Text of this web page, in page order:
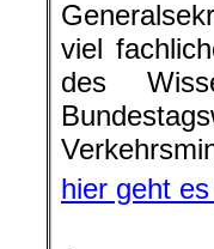
viel
des
hier geht